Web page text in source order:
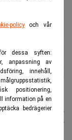
policyoch vår
dessa syften:
anpassning av
innehåll,
positionering,
information på en
bedrägerier
(Foto: Getty
09 aug. 2026
09 aug. 2026